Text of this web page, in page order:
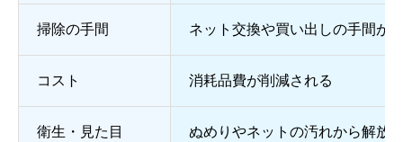
掃除の手間 ネット交換や買い出しの手間が
コスト 消耗品費が削減される
衛生・見た目 ぬめりやネットの汚れから解放